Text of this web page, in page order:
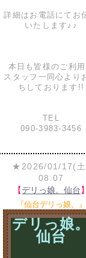
詳細はお電話にてお
いたします♪♪
本日も皆様のご利
スタッフ一同心より
ちしております!!
TEL
090-3983-3456
★2026/01/17(
08:07
【デリっ娘。仙台
『仙台デリっ娘。』
デリっ娘
仙台